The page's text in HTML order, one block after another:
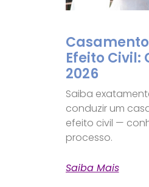
Efeito Civil:
2026
Saiba
conduzir um
efeito civil —
processo.
Saiba Mais